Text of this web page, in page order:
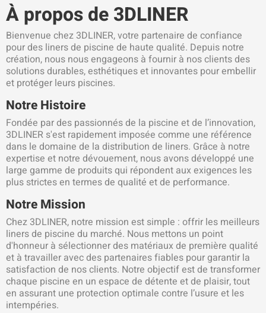
À propos de 3DLINER
Bienvenue chez 3DLINER, votre partenaire de confiance
pour des liners de piscine de haute qualité. Depuis notre
création, nous nous engageons à fournir à nos clients des
solutions durables, esthétiques et innovantes pour embellir
et protéger leurs piscines.
Notre Histoire
Fondée par des passionnés de la piscine et de l’innovation,
3DLINER s'est rapidement imposée comme une référence
dans le domaine de la distribution de liners. Grâce à notre
expertise et notre dévouement, nous avons développé une
large gamme de produits qui répondent aux exigences les
plus strictes en termes de qualité et de performance.
Notre Mission
Chez 3DLINER, notre mission est simple : offrir les meilleurs
liners de piscine du marché. Nous mettons un point
d'honneur à sélectionner des matériaux de première qualité
et à travailler avec des partenaires fiables pour garantir la
satisfaction de nos clients. Notre objectif est de transformer
chaque piscine en un espace de détente et de plaisir, tout
en assurant une protection optimale contre l’usure et les
intempéries.